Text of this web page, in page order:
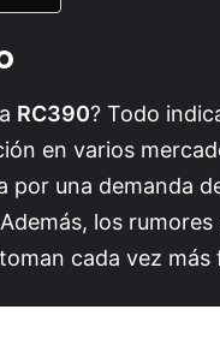
RC390? Todo
en varios
por una demanda
los rumores
cada vez más